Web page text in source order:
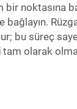
bir noktasına
bu süreç
tam olarak